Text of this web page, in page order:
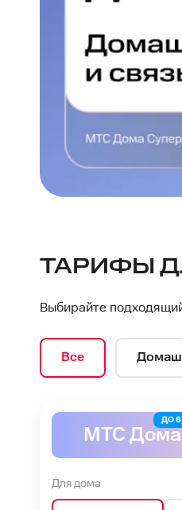
МТС
—
№1
в
ТАРИФЫ
Выбирайте
Все
МТС Дома
ДО 6
Для дома